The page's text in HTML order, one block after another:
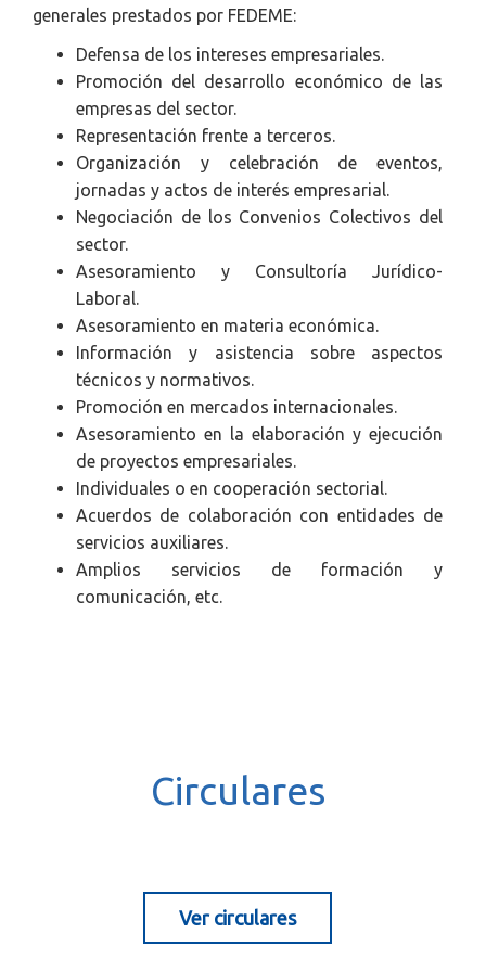
generales prestados por FEDEME:
Defensa de los intereses empresariales.
Promoción del desarrollo económico de las
empresas del sector.
Representación frente a terceros.
Organización y celebración de eventos,
jornadas y actos de interés empresarial.
Negociación de los Convenios Colectivos del
sector.
Asesoramiento y Consultoría Jurídico-
Laboral.
Asesoramiento en materia económica.
Información y asistencia sobre aspectos
técnicos y normativos.
Promoción en mercados internacionales.
Asesoramiento en la elaboración y ejecución
de proyectos empresariales.
Individuales o en cooperación sectorial.
Acuerdos de colaboración con entidades de
servicios auxiliares.
Amplios servicios de formación y
comunicación, etc.
Circulares
Ver circulares